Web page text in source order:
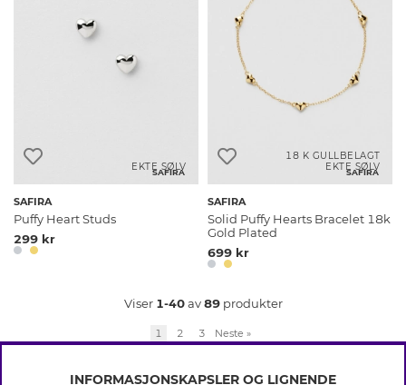
SAFIRA
EKTE SØLV
SAFIRA
Puffy Heart Studs
299 kr
SAFIRA
18 K GULLBELAGT
EKTE SØLV
SAFIRA
Solid Puffy Hearts Bracelet 18k
Gold Plated
699 kr
Viser 1-40av89produkter
1 2 3 Neste »
INFORMASJONSKAPSLER OG LIGNENDE